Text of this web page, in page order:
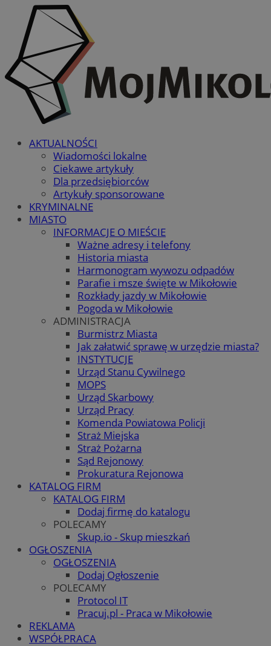
AKTUALNOŚCI
Wiadomości lokalne
Ciekawe artykuły
Dla przedsiębiorców
Artykuły sponsorowane
KRYMINALNE
MIASTO
INFORMACJE O MIEŚCIE
Ważne adresy i telefony
Historia miasta
Harmonogram wywozu odpadów
Parafie i msze święte w Mikołowie
Rozkłady jazdy w Mikołowie
Pogoda w Mikołowie
ADMINISTRACJA
Burmistrz Miasta
Jak załatwić sprawę w urzędzie miasta?
INSTYTUCJE
Urząd Stanu Cywilnego
MOPS
Urząd Skarbowy
Urząd Pracy
Komenda Powiatowa Policji
Straż Miejska
Straż Pożarna
Sąd Rejonowy
Prokuratura Rejonowa
KATALOG FIRM
KATALOG FIRM
Dodaj firmę do katalogu
POLECAMY
Skup.io - Skup mieszkań
OGŁOSZENIA
OGŁOSZENIA
Dodaj Ogłoszenie
POLECAMY
Protocol IT
Pracuj.pl - Praca w Mikołowie
REKLAMA
WSPÓŁPRACA